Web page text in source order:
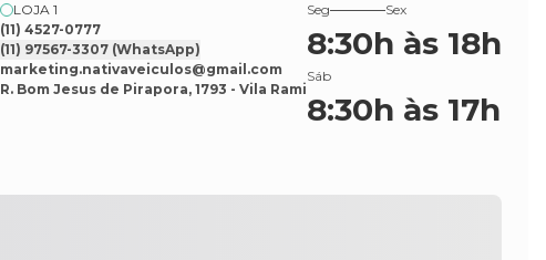
LOJA 1
(11) 4527-0777
(11) 97567-3307 (WhatsApp)
marketing.nativaveiculos@gmail.com
R. Bom Jesus de Pirapora, 1793 - Vila Rami
Seg Sex
8:30h às 18h
Sáb
8:30h às 17h